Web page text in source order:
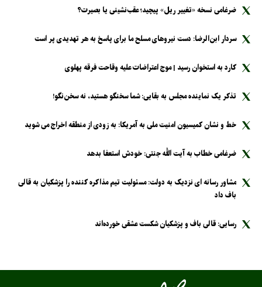
ضرغامی نسخه «تغییر ریل» پیچید؛ عقب‌نشینی یا بصیرت؟
سردار ابن‌الرضا: دست نیرو‌های مسلح ما برای پاسخ به هر تهدیدی پر است
کارد به استخوان رسید | موج اعتراضات علیه وقاحت فرقه پهلوی
تذکر یک نماینده مجلس به بقایی: شما سخنگو هستید، نه سخن‌نگو!
خط و نشان کمیسیون امنیت ملی به آمریکا: به زودی از منطقه اخراج می شوید
ضرغامی خطاب به آیت الله جنتی: خودش استعفا بدهد
مشاور رسانه ای نزدیک به دولت: مسئولیت تیم مذاکره کننده را پزشکیان به قالی
باف داد
رسایی: قالی باف و پزشکیان شکست عشقی خورده‌اند